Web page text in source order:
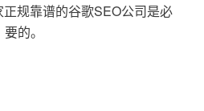
规靠谱的谷歌SEO公司是必
要的。